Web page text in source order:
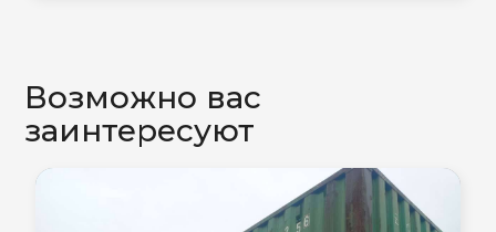
Возможно вас
заинтересуют